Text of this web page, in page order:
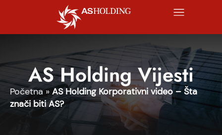
AS Holding Vijesti
Početna»AS Holding Korporativni video – Šta
znači biti AS?